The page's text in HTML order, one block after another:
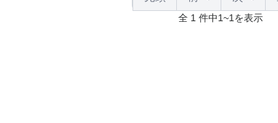
全 1 件中1~1を表示